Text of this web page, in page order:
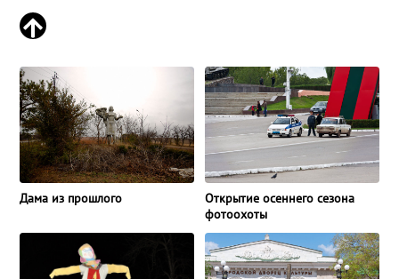
Дама из прошлого
Открытие осеннего сезона
фотоохоты